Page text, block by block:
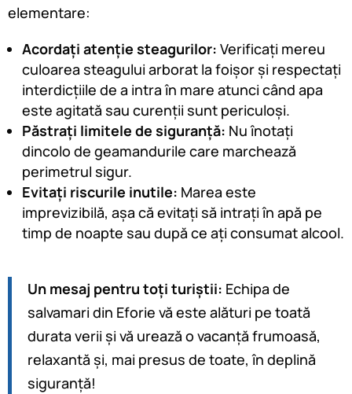
elementare:
Acordați atenție steagurilor: Verificați mereu
culoarea steagului arborat la foișor și respectați
interdicțiile de a intra în mare atunci când apa
este agitată sau curenții sunt periculoși.
Păstrați limitele de siguranță: Nu înotați
dincolo de geamandurile care marchează
perimetrul sigur.
Evitați riscurile inutile: Marea este
imprevizibilă, așa că evitați să intrați în apă pe
timp de noapte sau după ce ați consumat alcool.
Un mesaj pentru toți turiștii: Echipa de
salvamari din Eforie vă este alături pe toată
durata verii și vă urează o vacanță frumoasă,
relaxantă și, mai presus de toate, în deplină
siguranță!